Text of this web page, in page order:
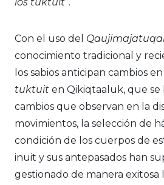
Con el uso del
conocimiento tradicional y
los sabios anticipan cambios
tuktuit en Qikiqtaaluk, que se
cambios que observan en la
movimientos, la selección de
condición de los cuerpos de
inuit y sus antepasados han
gestionado de manera exitosa